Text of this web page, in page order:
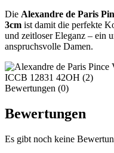
Die Alexandre de Paris
3cm ist damit die perfekte
und zeitloser Eleganz – ein
anspruchsvolle Damen.
Bewertungen (0)
Bewertungen
Es gibt noch keine